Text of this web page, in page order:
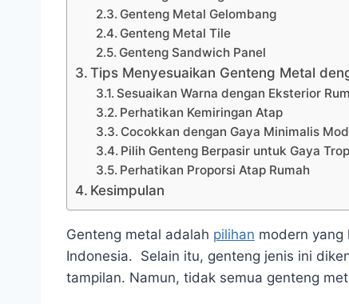
Genteng Metal Gelombang
Genteng Metal Tile
Genteng Sandwich Panel
Tips Menyesuaikan Genteng Metal
Sesuaikan Warna dengan Eksterior
Perhatikan Kemiringan Atap
Cocokkan dengan Gaya Minimalis
Pilih Genteng Berpasir untuk Gaya
Perhatikan Proporsi Atap Rumah
Kesimpulan
Genteng metal adalah pilihan modern yang
Indonesia. Selain itu, genteng jenis ini
tampilan. Namun, tidak semua genteng